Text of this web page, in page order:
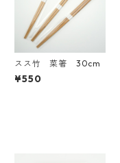
スス竹 菜箸 30cm
¥550